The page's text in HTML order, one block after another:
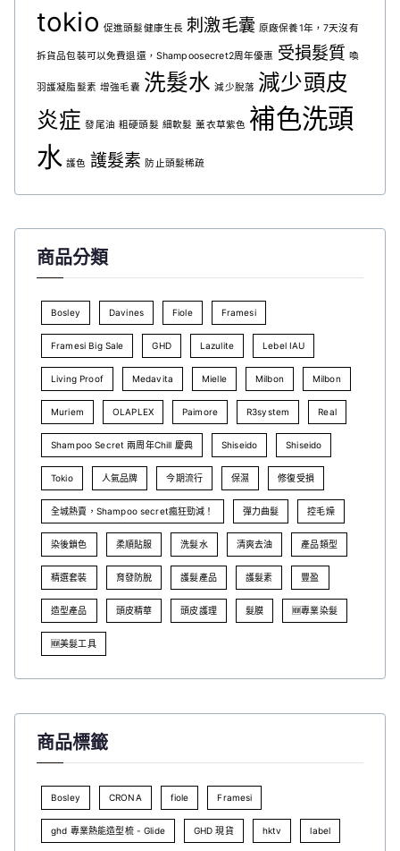
tokio 促進頭髮健康生長 刺激毛囊 原廠保養1年，7天沒有
拆貨品包裝可以免費退還，Shampoosecret2周年優惠 受損髮質 喚
羽護凝脂髮素 增強毛囊 洗髮水 減少脫落 減少頭皮
炎症 發尾油 粗硬頭髮 細軟髮 薰衣草紫色 補色洗頭
水 護色 護髮素 防止頭髮稀疏
商品分類
Bosley Davines Fiole Framesi
Framesi Big Sale GHD Lazulite Lebel IAU
Living Proof Medavita Mielle Milbon Milbon
Muriem OLAPLEX Paimore R3system Real
Shampoo Secret 兩周年Chill 慶典 Shiseido Shiseido
Tokio 人氣品牌 今期流行 保濕 修復受損
全城熱賣，Shampoo secret瘋狂勁減！ 彈力曲髮 控毛燥
染後鎖色 柔順貼服 洗髮水 清爽去油 產品類型
精選套裝 育發防脫 護髮產品 護髮素 豐盈
造型產品 頭皮精華 頭皮護理 髮膜 🆕專業染髮
🆕美髮工具
商品標籤
Bosley CRONA fiole Framesi
ghd 專業熱能造型梳 - Glide GHD 現貨 hktv label